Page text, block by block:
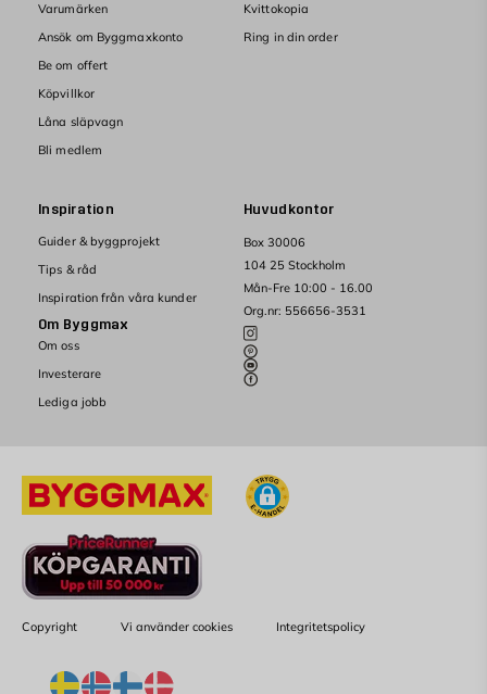
Huvudkontor
Box 30006
104 25 Stockholm
Mån-Fre 10:00 - 16.00
Org.nr: 556656-3531
Varumärken
Ansök om Byggmaxkonto
Be om offert
Köpvillkor
Låna släpvagn
Bli medlem
Kvittokopia
Ring in din order
Inspiration
Guider & byggprojekt
Tips & råd
Inspiration från våra kunder
Om Byggmax
Om oss
Investerare
Lediga jobb
Copyright Vi använder cookies Integritetspolicy